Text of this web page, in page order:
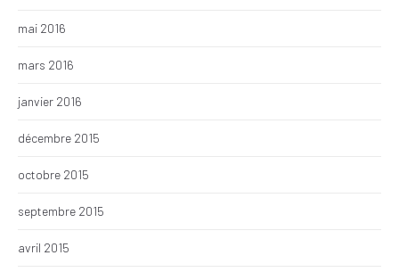
mai 2016
mars 2016
janvier 2016
décembre 2015
octobre 2015
septembre 2015
avril 2015